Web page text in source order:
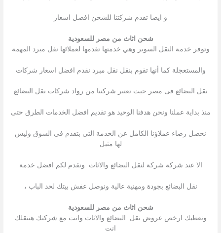
و ايضا تقدم شركتنا للشحن افضل اسعار
شحن اثاث من مصر للسعودية
وتوفر خدمة النقل السوبر وهي خدمتها تقدمها لعملائها نقل مبرد المهمة
والمستعجلة كما أنها تقوم بنقل نقل مبرد نقدم افضل اسعار شركات
نقل البضائع فى مصر حيث تعتبر شركتنا من رواد شركات نقل البضائع
منذ بداية عملنا ونحن هدفنا الوحيد هو تقديم افضل الخدمات الطرق حتى
نحصل رضاء عملاؤنا الكامل عن الخدمة التى بتقدم فى السوق وليس
لها مثيل
الا عند شركة شركة لنقل البضائع والاثاث ونقدم لكم افضل خدمة
نقل البضائع بجودة ومهنية عالية ونوصل عفش بيتك لحد الباب ،
شحن اثاث من مصر للسعودية
ونعطيك ارخص عروض نقل البضائع والاثاث وانت مع شركتك هننقلك
انت